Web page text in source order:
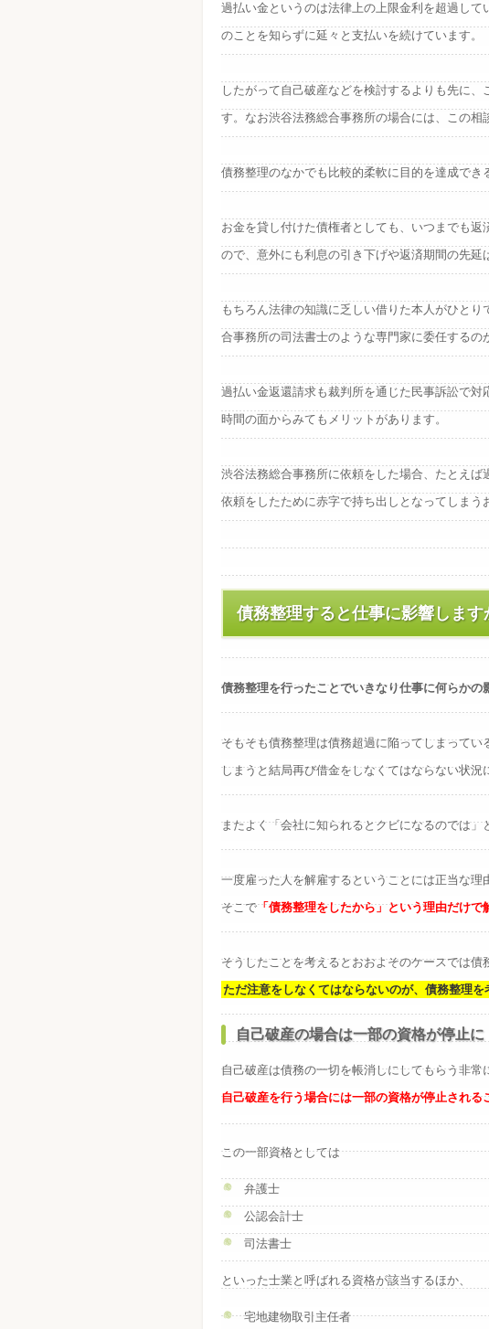
過払い金というのは法律上の上限金利を超過し
のことを知らずに延々と支払いを続けています。
したがって自己破産などを検討するよりも先に
す。なお渋谷法務総合事務所の場合には、この相
債務整理のなかでも比較的柔軟に目的を達成でき
お金を貸し付けた債権者としても、いつまでも
ので、意外にも利息の引き下げや返済期間の先延
もちろん法律の知識に乏しい借りた本人がひと
合事務所の司法書士のような専門家に委任するの
過払い金返還請求も裁判所を通じた民事訴訟で
時間の面からみてもメリットがあります。
渋谷法務総合事務所に依頼をした場合、たとえ
依頼をしたために赤字で持ち出しとなってしまう
債務整理すると仕事に影響します
債務整理を行ったことでいきなり仕事に何らか
そもそも債務整理は債務超過に陥ってしまって
しまうと結局再び借金をしなくてはならない状
またよく「会社に知られるとクビになるのでは
一度雇った人を解雇するということには正当な理
そこで「債務整理をしたから」という理由だけで
そうしたことを考えるとおおよそのケースでは
ただ注意をしなくてはならないのが、債務整理
自己破産の場合は一部の資格が停止に
自己破産は債務の一切を帳消しにしてもらう非常
自己破産を行う場合には一部の資格が停止される
この一部資格としては
弁護士
公認会計士
司法書士
といった士業と呼ばれる資格が該当するほか、
宅地建物取引主任者